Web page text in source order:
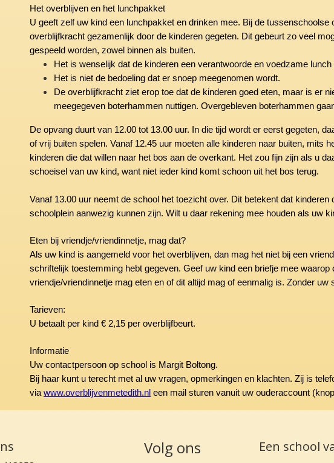
Het overblijven en het lunchpakket
U geeft zelf uw kind een lunchpakket en drinken mee. Bij de tussenschoolse
overblijfkracht gezamenlijk door de kinderen gegeten. Dit gebeurt zo veel
gespeeld worden, zowel binnen als buiten.
Het is wenselijk dat de kinderen een verantwoorde en voedzame
Het is niet de bedoeling dat er snoep meegenomen wordt.
De overblijfkracht ziet erop toe dat de kinderen goed eten, maar is er
meegegeven boterhammen nuttigen. Overgebleven boterhammen
De opvang duurt van 12.00 tot 13.00 uur. In die tijd wordt er eerst gegeten,
of vrij buiten spelen. Vanaf 12.45 uur moeten alle kinderen naar buiten, mits
kinderen die dat willen naar het bos aan de overkant. Het zou fijn zijn als u
schoeisel van uw kind, want niet ieder kind komt schoon uit het bos terug.
Vanaf 13.00 uur neemt de school het toezicht over. Dit betekent dat
schoolplein aanwezig kunnen zijn. Wilt u daar rekening mee houden als uw
Eten bij vriendje/vriendinnetje, mag dat?
Als uw kind is aangemeld voor het overblijven, dan mag het niet bij een
schriftelijk toestemming hebt gegeven. Geef uw kind een briefje mee
vriendje/vriendinnetje mag eten en of dit altijd mag of eenmalig is. Zonder
Tarieven:
U betaalt per kind € 2,15 per overblijfbeurt.
Informatie
Uw contactpersoon op school is Margit Boltong.
Bij haar kunt u terecht met al uw vragen, opmerkingen en klachten. Zij is
via www.overblijvenmetedith.nl een mail sturen vanuit uw ouderaccount
Volg ons Een school